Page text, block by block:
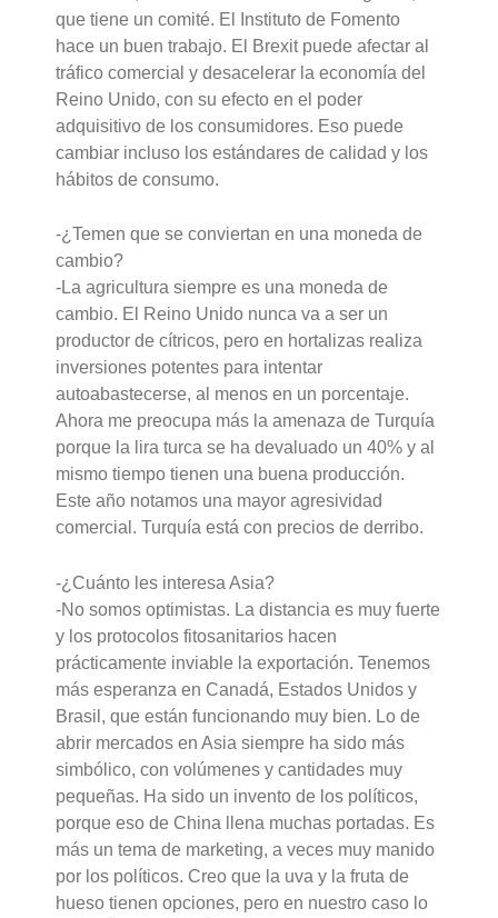
que tiene un comité. El Instituto de Fomento
hace un buen trabajo. El Brexit puede afectar al
tráfico comercial y desacelerar la economía del
Reino Unido, con su efecto en el poder
adquisitivo de los consumidores. Eso puede
cambiar incluso los estándares de calidad y los
hábitos de consumo.
-¿Temen que se conviertan en una moneda de
cambio?
-La agricultura siempre es una moneda de
cambio. El Reino Unido nunca va a ser un
productor de cítricos, pero en hortalizas realiza
inversiones potentes para intentar
autoabastecerse, al menos en un porcentaje.
Ahora me preocupa más la amenaza de Turquía
porque la lira turca se ha devaluado un 40% y al
mismo tiempo tienen una buena producción.
Este año notamos una mayor agresividad
comercial. Turquía está con precios de derribo.
-¿Cuánto les interesa Asia?
-No somos optimistas. La distancia es muy fuerte
y los protocolos fitosanitarios hacen
prácticamente inviable la exportación. Tenemos
más esperanza en Canadá, Estados Unidos y
Brasil, que están funcionando muy bien. Lo de
abrir mercados en Asia siempre ha sido más
simbólico, con volúmenes y cantidades muy
pequeñas. Ha sido un invento de los políticos,
porque eso de China llena muchas portadas. Es
más un tema de marketing, a veces muy manido
por los políticos. Creo que la uva y la fruta de
hueso tienen opciones, pero en nuestro caso lo